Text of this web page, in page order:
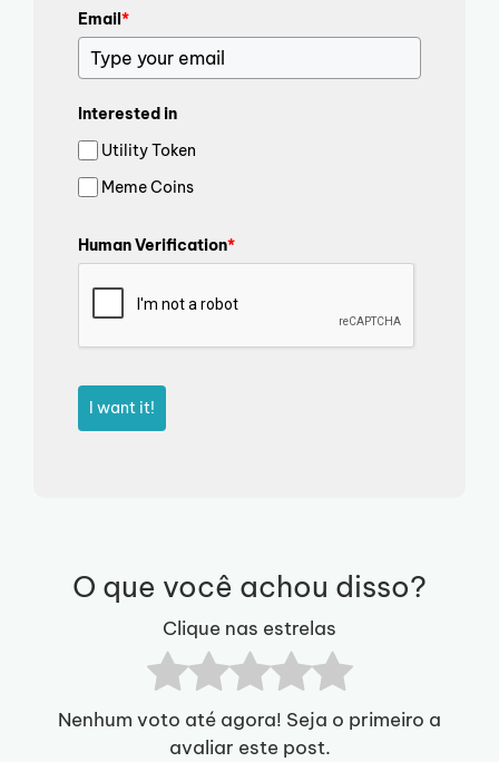
Email*
Interested in
Utility Token
Meme Coins
Human Verification*
I want it!
O que você achou disso?
Clique nas estrelas
Nenhum voto até agora! Seja o primeiro a
avaliar este post.